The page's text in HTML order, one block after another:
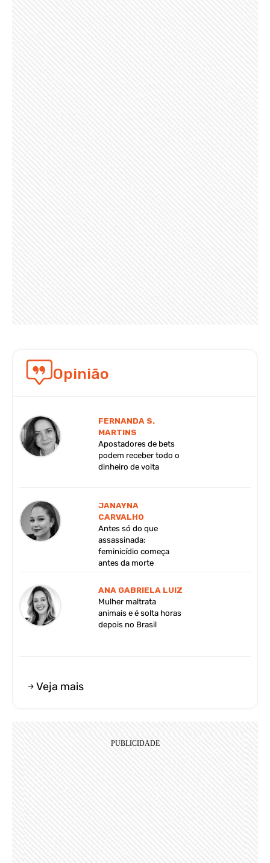
Opinião
FERNANDA S.
MARTINS
Apostadores de bets
podem receber todo o
dinheiro de volta
JANAYNA
CARVALHO
Antes só do que
assassinada:
feminicídio começa
antes da morte
ANA GABRIELA LUIZ
Mulher maltrata
animais e é solta horas
depois no Brasil
Veja mais